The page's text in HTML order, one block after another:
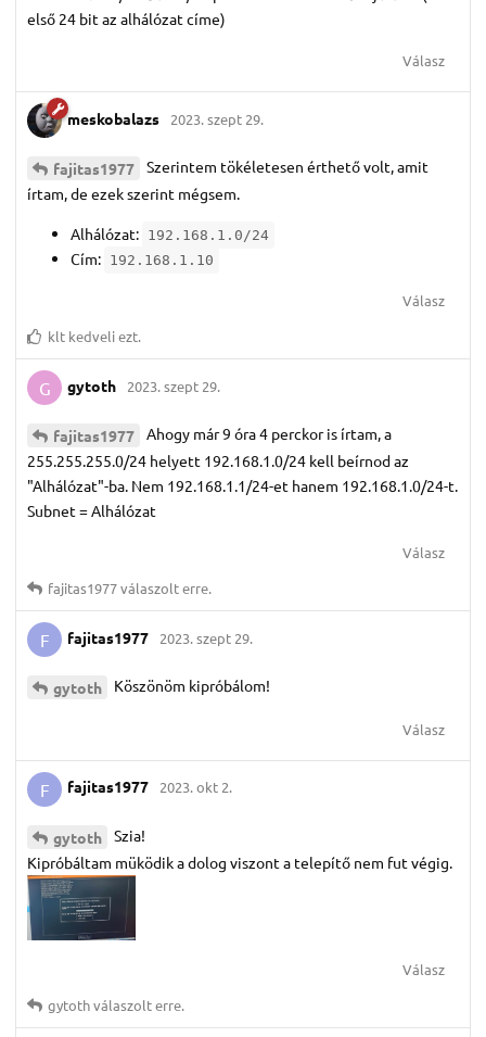
első 24 bit az alhálózat címe)
Válasz
meskobalazs 2023. szept 29.
fajitas1977
Szerintem tökéletesen érthető volt, amit
írtam, de ezek szerint mégsem.
Alhálózat: 192.168.1.0/24
Cím: 192.168.1.10
Válasz
klt kedveli ezt.
G gytoth 2023. szept 29.
fajitas1977
Ahogy már 9 óra 4 perckor is írtam, a
255.255.255.0/24 helyett 192.168.1.0/24 kell beírnod az
"Alhálózat"-ba. Nem 192.168.1.1/24-et hanem 192.168.1.0/24-t.
Subnet = Alhálózat
Válasz
fajitas1977válaszolt erre.
F fajitas1977 2023. szept 29.
gytoth Köszönöm kipróbálom!
Válasz
F fajitas1977 2023. okt 2.
gytoth
Szia!
Kipróbáltam müködik a dolog viszont a telepítő nem fut végig.
Válasz
gytothválaszolt erre.